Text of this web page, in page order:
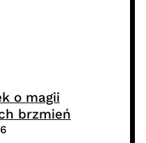
o magii
brzmień